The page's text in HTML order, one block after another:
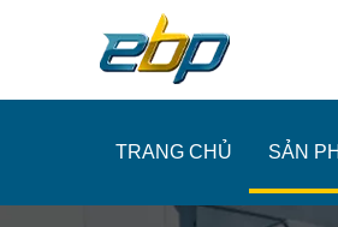
TRANG CHỦ SẢN